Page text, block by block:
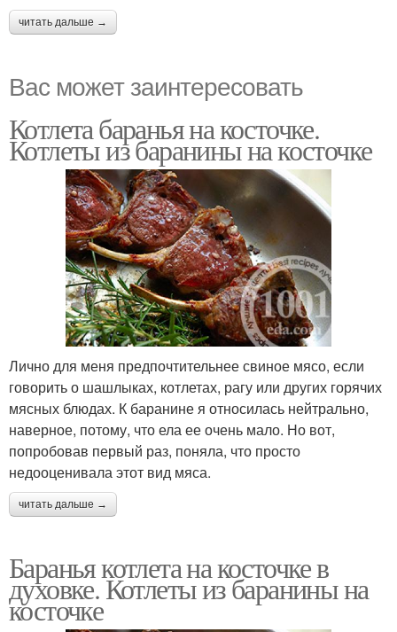
читать дальше →
Вас может заинтересовать
Котлета баранья на косточке.
Котлеты из баранины на косточке
Лично для меня предпочтительнее свиное мясо, если
говорить о шашлыках, котлетах, рагу или других горячих
мясных блюдах. К баранине я относилась нейтрально,
наверное, потому, что ела ее очень мало. Но вот,
попробовав первый раз, поняла, что просто
недооценивала этот вид мяса.
читать дальше →
Баранья котлета на косточке в
духовке. Котлеты из баранины на
косточке